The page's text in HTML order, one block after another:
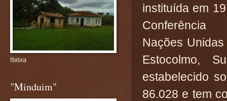
instituída em
Nações
Estocolmo,
estabelecido
86.028 e tem
Ibitira
"Minduim"